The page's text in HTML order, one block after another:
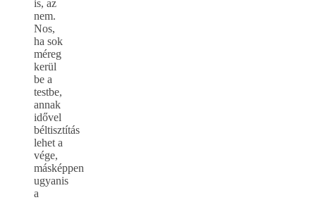
is, az
nem.
Nos,
ha sok
méreg
kerül
be a
testbe,
annak
idővel
béltisztítás
lehet a
vége,
másképpen
ugyanis
a